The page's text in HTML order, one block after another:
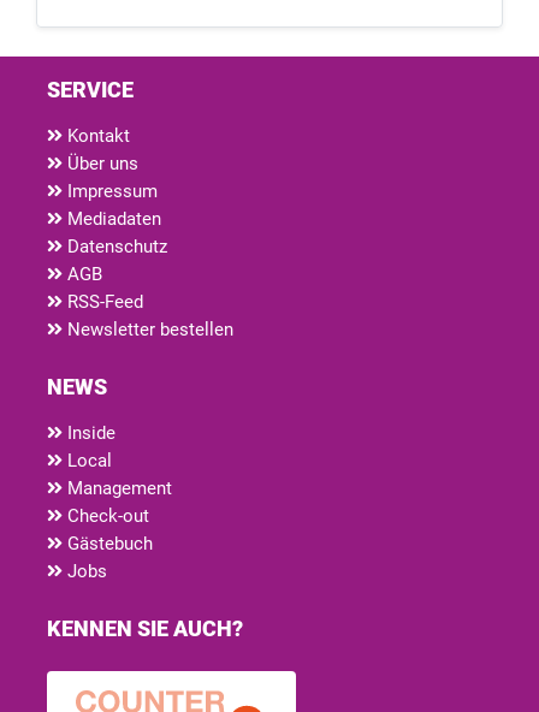
SERVICE
Kontakt
Über uns
Impressum
Mediadaten
Datenschutz
AGB
RSS-Feed
Newsletter bestellen
NEWS
Inside
Local
Management
Check-out
Gästebuch
Jobs
KENNEN SIE AUCH?